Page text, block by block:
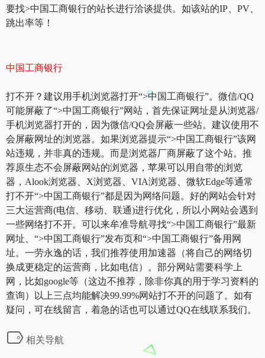
要找>中国工商银行的站长进行洽谈提供。如该站的IP、PV、
跳出率等！
中国工商银行
打不开？建议用手机浏览器打开“>中国工商银行”。微信/QQ
可能屏蔽了“>中国工商银行”网站，首先保证网址是从浏览器/
手机浏览器打开的，因为微信/QQ会屏蔽一些站。建议使用不
会屏蔽网址的浏览器。如果浏览器提示“>中国工商银行”该网
站违规，并非真的违规。而是浏览器厂商屏蔽了这个站。推
荐原生态不会屏蔽网站的浏览器，苹果可以用自带的浏览
器，Alook浏览器、X浏览器、VIA浏览器、微软Edge等通常
打不开“>中国工商银行”都是因为网络问题。好的网站会针对
三大运营商(电信、移动、联通)进行优化，所以小网站会遇到
一些网络打不开。可以来牟准导航寻找“>中国工商银行”最新
网址、“>中国工商银行”发布页和“>中国工商银行”备用网
址。一劳永逸的话，我们推荐使用加速器（将自己的网络切
换成更稳定的运营商，比如电信）。部分网站需要科学上
网，比如google等（这边不推荐，除非你真的用于学习资料的
查询）以上三点均能解决99.99%网站打不开的问题了。如有
疑问，可在线留言，着急的话也可以通过QQ在线联系我们。
相关导航